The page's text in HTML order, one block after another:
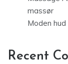
massør
Moden
Recent